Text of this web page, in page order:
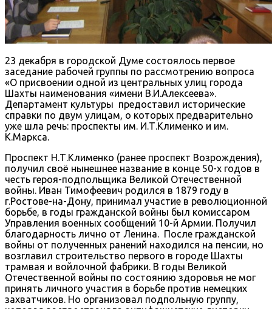
23 декабря в городской Думе состоялось первое
заседание рабочей группы по рассмотрению вопроса
«О присвоении одной из центральных улиц города
Шахты наименования «имени В.И.Алексеева».
Департамент культуры предоставил исторические
справки по двум улицам, о которых предварительно
уже шла речь: проспекты им. И.Т.Клименко и им.
К.Маркса.
Проспект Н.Т.Клименко (ранее проспект Возрождения),
получил своё нынешнее название в конце 50-х годов в
честь героя-подпольщика Великой Отечественной
войны. Иван Тимофеевич родился в 1879 году в
г.Ростове-на-Дону, принимал участие в революционной
борьбе, в годы гражданской войны был комиссаром
Управления военных сообщений 10-й Армии. Получил
благодарность лично от Ленина. После гражданской
войны от полученных ранений находился на пенсии, но
возглавил строительство первого в городе Шахты
трамвая и войлочной фабрики. В годы Великой
Отечественной войны по состоянию здоровья не мог
принять личного участия в борьбе против немецких
захватчиков. Но организовал подпольную группу,